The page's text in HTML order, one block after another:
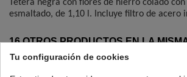
Tetera negra con flores de hierro colado
esmaltado, de 1,10 l. Incluye filtro de acero
16 OTROS PRODUCTOS EN LA
Tu configuración de cookies